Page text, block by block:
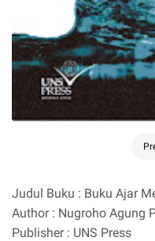
Judul Buku : Buku Ajar
Author : Nugroho Agung
Publisher : UNS Press